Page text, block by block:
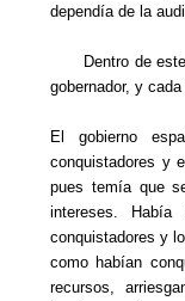
dependía de la
Dentro de este
gobernador, y
El gobierno
conquistadores y
pues temía que
intereses.
conquistadores y
como habían
recursos,